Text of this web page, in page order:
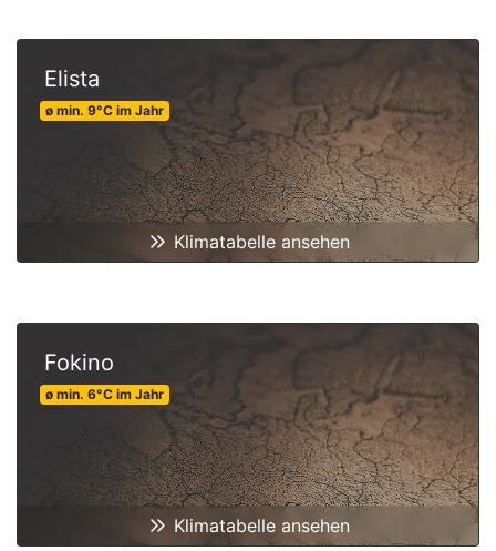
Elista
ø min. 9°C im Jahr
Klimatabelle ansehen
Fokino
ø min. 6°C im Jahr
Klimatabelle ansehen